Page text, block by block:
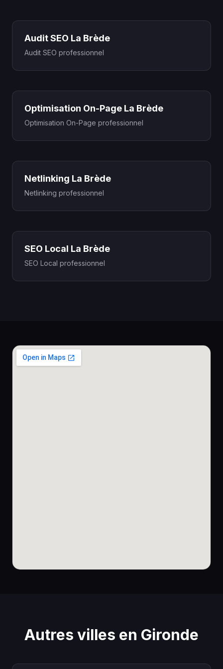
Audit SEO La Brède
Audit SEO professionnel
Optimisation On-Page La Brède
Optimisation On-Page professionnel
Netlinking La Brède
Netlinking professionnel
SEO Local La Brède
SEO Local professionnel
Autres villes en Gironde